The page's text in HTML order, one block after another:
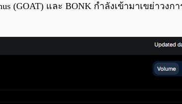
(GOAT) และ BONK กำลังเข้ามาเขย่า